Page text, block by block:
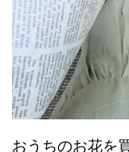
おうちのお花を